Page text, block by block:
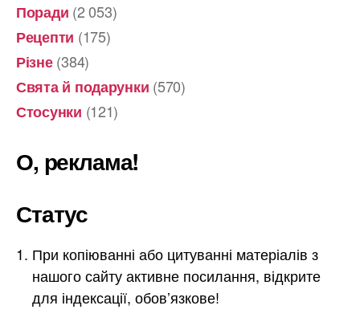
Поради (2 053)
Рецепти (175)
Різне(384)
Свята й подарунки (570)
Стосунки (121)
О, реклама!
Статус
При копіюванні або цитуванні матеріалів з
нашого сайту активне посилання, відкрите
для індексації, обов’язкове!